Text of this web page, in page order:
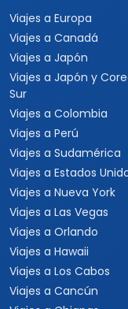
Viajes a Europa
Viajes a Canadá
Viajes a Japón
Viajes a Japón y
Sur
Viajes a Colombia
Viajes a Perú
Viajes a Sudamérica
Viajes a Estados
Viajes a Nueva York
Viajes a Las Vegas
Viajes a Orlando
Viajes a Hawaii
Viajes a Los Cabos
Viajes a Cancún